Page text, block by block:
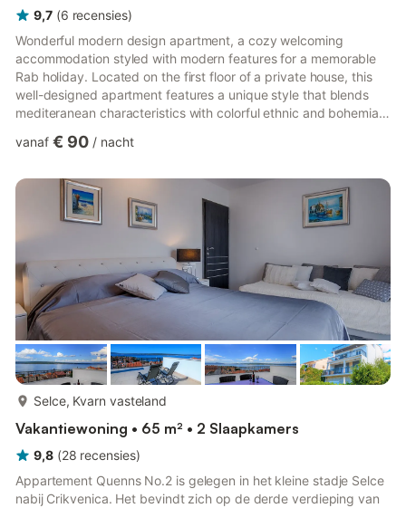
9,7 (6 recensies)
Wonderful modern design apartment, a cozy welcoming
accommodation styled with modern features for a memorable
Rab holiday. Located on the first floor of a private house, this
well-designed apartment features a unique style that blends
mediteranean characteristics with colorful ethnic and bohemian
modern furnishing - a perfect accommodation for a romantic
composed by the dining and living area. The kitchen is
completed with all modern equipment such as oven, ceramic
hob, fridge...
vanaf € 90 / nacht
Selce, Kvarn vasteland
Vakantiewoning • 65 m² • 2 Slaapkamers
9,8 (28 recensies)
Appartement Quenns No.2 is gelegen in het kleine stadje Selce
nabij Crikvenica. Het bevindt zich op de derde verdieping van